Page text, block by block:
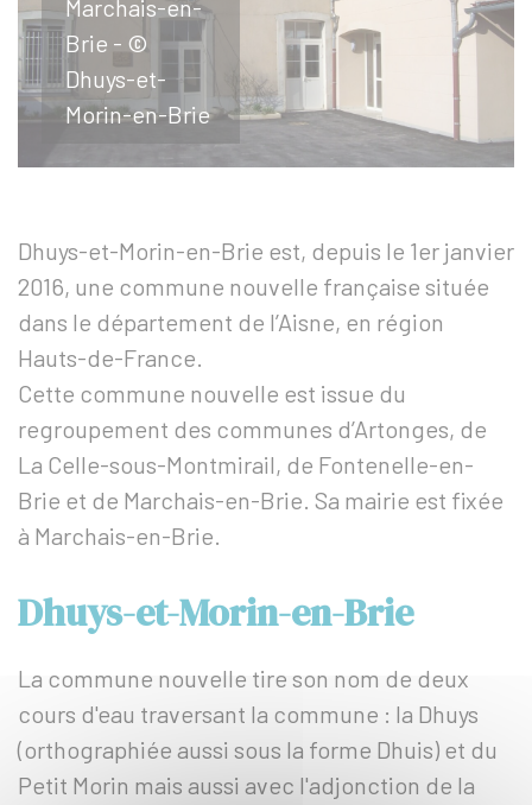
Marchais-en-
Brie - ©
Dhuys-et-
Morin-en-Brie
Dhuys-et-Morin-en-Brie est, depuis le 1er janvier
2016, une commune nouvelle française située
dans le département de l’Aisne, en région
Hauts-de-France.
Cette commune nouvelle est issue du
regroupement des communes d’Artonges, de
La Celle-sous-Montmirail, de Fontenelle-en-
Brie et de Marchais-en-Brie. Sa mairie est fixée
à Marchais-en-Brie.
Dhuys-et-Morin-en-Brie
La commune nouvelle tire son nom de deux
cours d'eau traversant la commune : la Dhuys
(orthographiée aussi sous la forme Dhuis) et du
Petit Morin mais aussi avec l'adjonction de la